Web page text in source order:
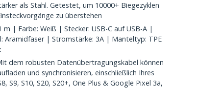
als Stahl. Getestet, um 10000+ Biegezyklen
zu überstehen
m | Farbe: Weiß | Stecker: USB-C auf USB-A |
Aramidfaser | Stromstärke: 3A | Manteltyp: TPE
dem robusten Datenübertragungskabel können
und synchronisieren, einschließlich Ihres
S9, S10, S20, S20+, One Plus & Google Pixel 3a,